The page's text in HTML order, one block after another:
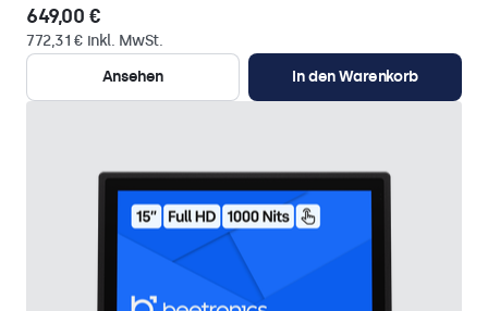
649,00 €
772,31 € inkl. MwSt.
Ansehen
In den Warenkorb